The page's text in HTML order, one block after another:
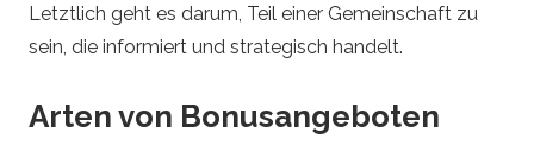
Letztlich geht es darum, Teil einer Gemeinschaft zu
sein, die informiert und strategisch handelt.
Arten von Bonusangeboten